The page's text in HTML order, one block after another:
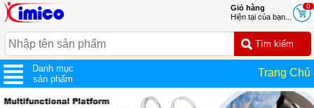
0
Giỏ hàng
Hiện tại của bạn...
Danh mục
sản phẩm
Trang Chủ